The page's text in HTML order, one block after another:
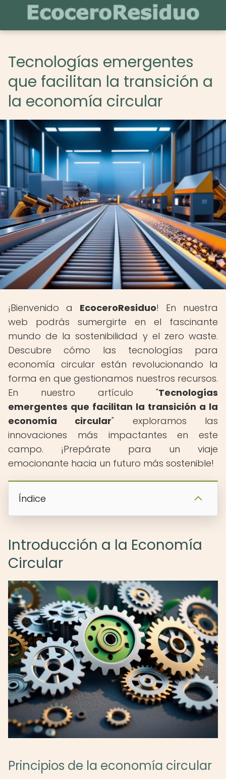
Tecnologías emergentes
que facilitan la transición a
la economía circular
¡Bienvenido a EcoceroResiduo! En nuestra
web podrás sumergirte en el fascinante
mundo de la sostenibilidad y el zero waste.
Descubre cómo las tecnologías para
economía circular están revolucionando la
forma en que gestionamos nuestros recursos.
En nuestro artículo "Tecnologías
emergentes que facilitan la transición a la
economía circular" exploramos las
innovaciones más impactantes en este
campo. ¡Prepárate para un viaje
emocionante hacia un futuro más sostenible!
Índice
Introducción a la Economía
Circular
Principios de la economía circular